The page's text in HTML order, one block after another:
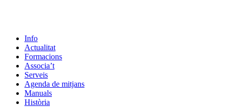
Info
Actualitat
Formacions
Associa’t
Serveis
Agenda de mitjans
Manuals
Història